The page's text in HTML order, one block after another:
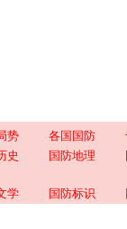
势 各国国防
史 国防地理
学 国防标识